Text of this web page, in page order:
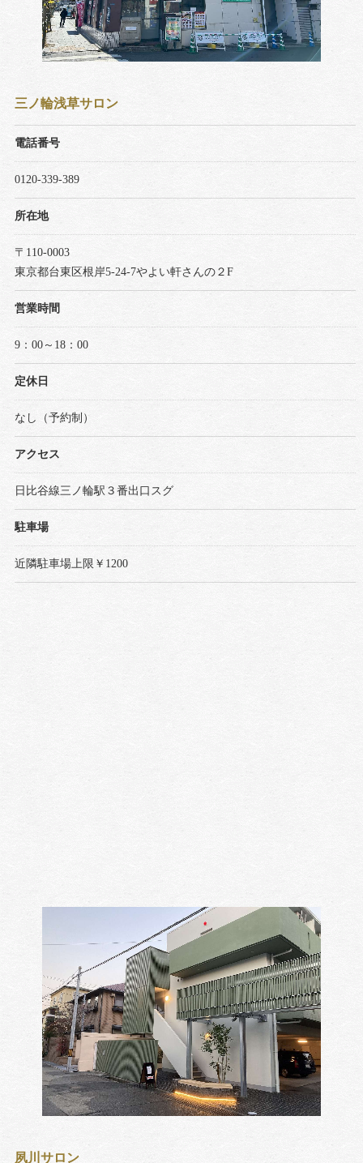
三ノ輪浅草サロン
電話番号
0120-339-389
所在地
〒110-0003
東京都台東区根岸5-24-7やよい軒さんの２F
営業時間
9：00～18：00
定休日
なし（予約制）
アクセス
日比谷線三ノ輪駅３番出口スグ
駐車場
近隣駐車場上限￥1200
夙川サロン